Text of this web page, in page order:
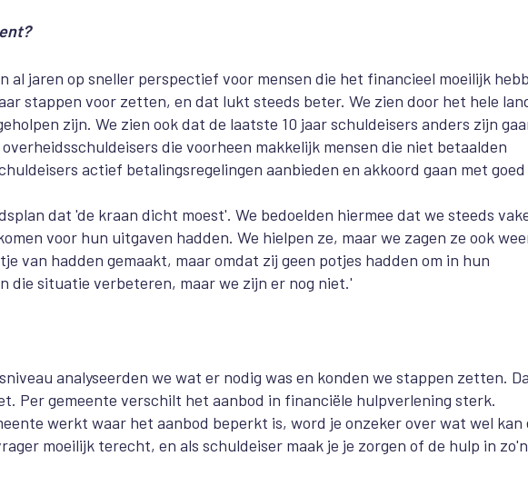
al jaren op sneller perspectief voor mensen die het financieel moeilijk
stappen voor zetten, en dat lukt steeds beter. We zien door het hele
zijn. We zien ook dat de laatste 10 jaar schuldeisers anders zijn
die voorheen makkelijk mensen die niet betaalden
actief betalingsregelingen aanbieden en akkoord gaan met goed
dat 'de kraan dicht moest'. We bedoelden hiermee dat we steeds
voor hun uitgaven hadden. We hielpen ze, maar we zagen ze ook
van hadden gemaakt, maar omdat zij geen potjes hadden om in hun
die situatie verbeteren, maar we zijn er nog niet.'
analyseerden we wat er nodig was en konden we stappen zetten.
Per gemeente verschilt het aanbod in financiële hulpverlening sterk.
werkt waar het aanbod beperkt is, word je onzeker over wat wel kan
moeilijk terecht, en als schuldeiser maak je je zorgen of de hulp in zo'n